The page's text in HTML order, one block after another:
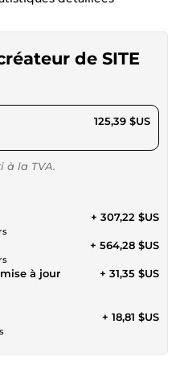
de SITE
$US 125,39 $US
à la TVA.
+ 307,22 $US
+ 564,28 $US
à jour
+ 31,35 $US
+ 18,81 $US